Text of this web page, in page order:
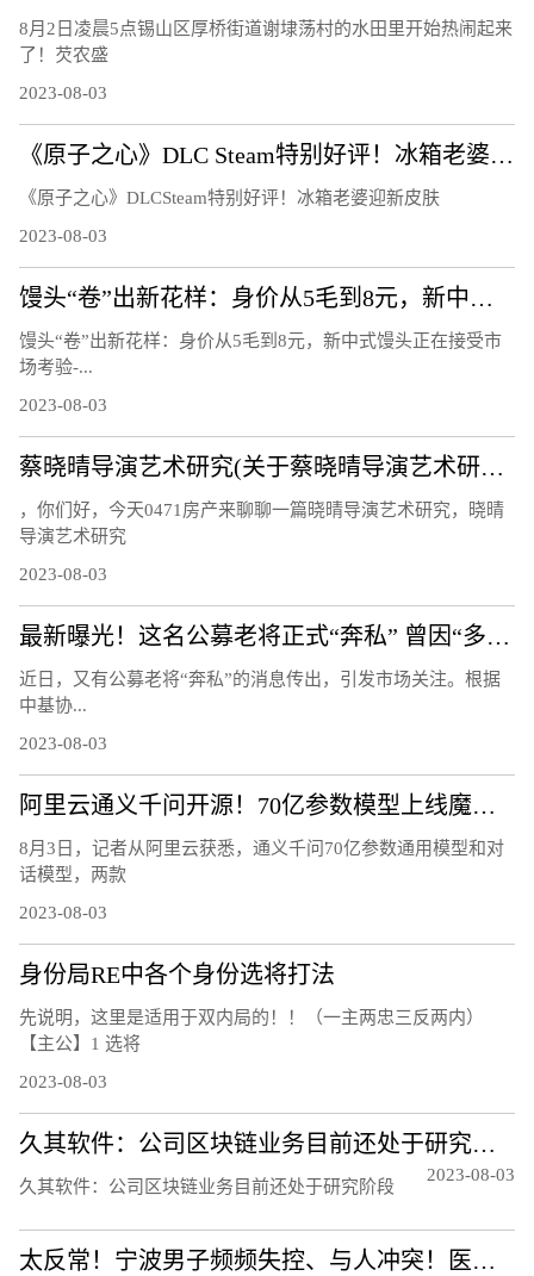
8月2日凌晨5点锡山区厚桥街道谢埭荡村的水田里开始热闹起来
了！芡农盛
2023-08-03
《原子之心》DLC Steam特别好评！冰箱老婆迎新皮肤
《原子之心》DLCSteam特别好评！冰箱老婆迎新皮肤
2023-08-03
馒头“卷”出新花样：身价从5毛到8元，新中式馒头正在接受市场考验
馒头“卷”出新花样：身价从5毛到8元，新中式馒头正在接受市
场考验-...
2023-08-03
蔡晓晴导演艺术研究(关于蔡晓晴导演艺术研究简述)
，你们好，今天0471房产来聊聊一篇晓晴导演艺术研究，晓晴
导演艺术研究
2023-08-03
最新曝光！这名公募老将正式“奔私” 曾因“多面手”受关注：同时管理指数、量化、主动基金
近日，又有公募老将“奔私”的消息传出，引发市场关注。根据
中基协...
2023-08-03
阿里云通义千问开源！70亿参数模型上线魔搭社区，免费可商用
8月3日，记者从阿里云获悉，通义千问70亿参数通用模型和对
话模型，两款
2023-08-03
身份局RE中各个身份选将打法
先说明，这里是适用于双内局的！！（一主两忠三反两内）
【主公】1 选将
2023-08-03
久其软件：公司区块链业务目前还处于研究阶段
久其软件：公司区块链业务目前还处于研究阶段
2023-08-03
太反常！宁波男子频频失控、与人冲突！医生：须重视！都是因为……